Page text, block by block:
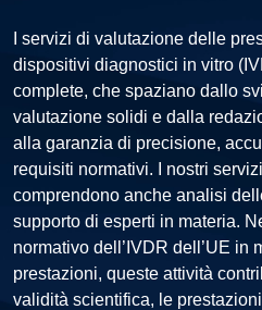
I servizi di valutazione delle
dispositivi diagnostici in vitro
complete, che spaziano dallo
valutazione solidi e dalla
alla garanzia di precisione,
requisiti normativi. I nostri
comprendono anche analisi
supporto di esperti in materia.
normativo dell’IVDR dell’UE in
prestazioni, queste attività
validità scientifica, le